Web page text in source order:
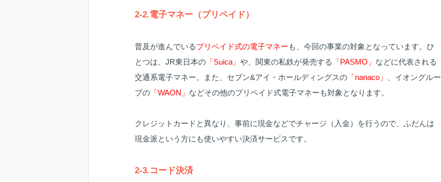
2-2.電子マネー（プリペイド）
普及が進んでいるプリペイド式の電子マネー も、今回の事業の対象となっています。ひ
とつは、JR東日本の 「Suica」 や、関東の私鉄が発売する 「PASMO」 などに代表される
交通系電子マネー。また、セブン&アイ・ホールディングスの 「nanaco」
、イオングルー
プの 「WAON」 などその他のプリペイド式電子マネーも対象となります。
クレジットカードと異なり、事前に現金などでチャージ（入金）を行うので、ふだんは
現金派という方にも使いやすい決済サービスです。
2-3.コード決済